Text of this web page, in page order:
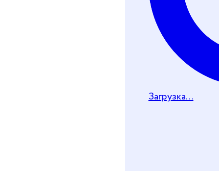
Загрузка...